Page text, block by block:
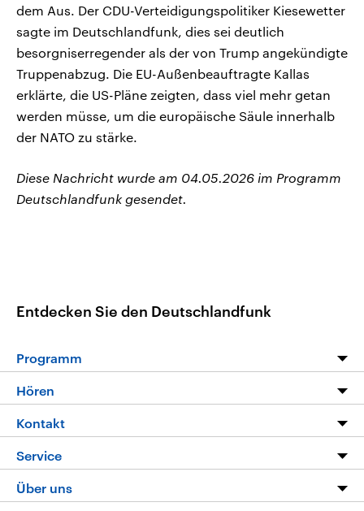
dem Aus. Der CDU-Verteidigungspolitiker Kiesewetter
sagte im Deutschlandfunk, dies sei deutlich
besorgniserregender als der von Trump angekündigte
Truppenabzug. Die EU-Außenbeauftragte Kallas
erklärte, die US-Pläne zeigten, dass viel mehr getan
werden müsse, um die europäische Säule innerhalb
der NATO zu stärke.
Diese Nachricht wurde am 04.05.2026 im Programm
Deutschlandfunk gesendet.
Entdecken Sie den Deutschlandfunk
Programm
Programm
Die Nachrichten
Nachrichtenleicht
Neue Beiträge auf dlf.de
Hören
Livestream
Podcasts
Deutschlandfunk App
Kontakt
Hörerservice
Service
FAQ
Über uns